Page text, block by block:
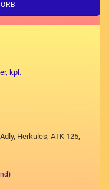
Herkules, ATK 125,